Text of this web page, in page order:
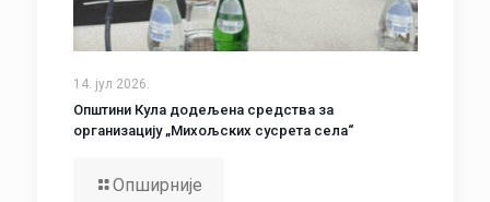
14. јул 2026.
Општини Кула додељена средства за
организацију „Михољских сусрета села“
Опширније